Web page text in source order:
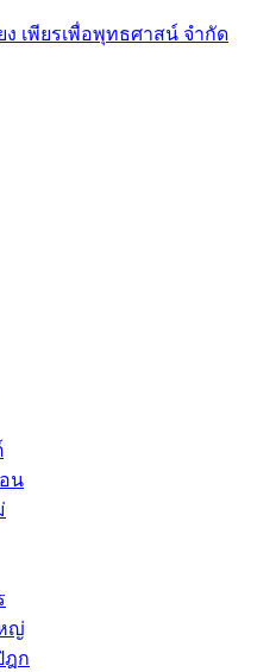
เพียรเพื่อพุทธศาสน์ จำกัด
น
ญ่
ฎก